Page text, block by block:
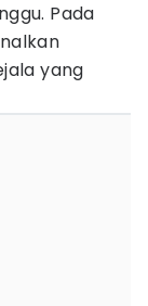
Pada
yang